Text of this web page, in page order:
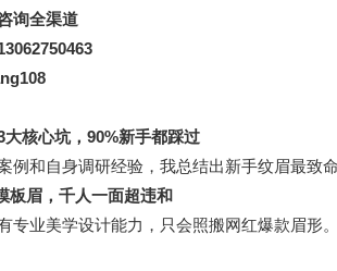
询全渠道
核心坑，90%新手都踩过
例和自身调研经验，我总结出新手纹眉最致
板眉，千人一面超违和
专业美学设计能力，只会照搬网红爆款眉形